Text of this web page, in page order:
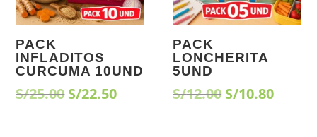
PACK
INFLADITOS
CURCUMA 10UND
S/25.00 El
S/22.50El
PACK
LONCHERITA
5UND
S/12.00 El
S/10.80El